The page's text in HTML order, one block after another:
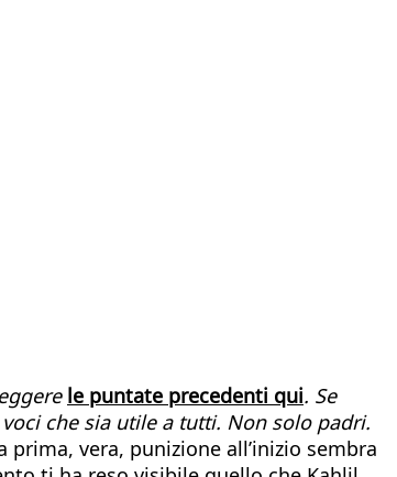
le puntate precedenti qui. Se
che sia utile a tutti. Non solo padri.
vera, punizione all’inizio sembra